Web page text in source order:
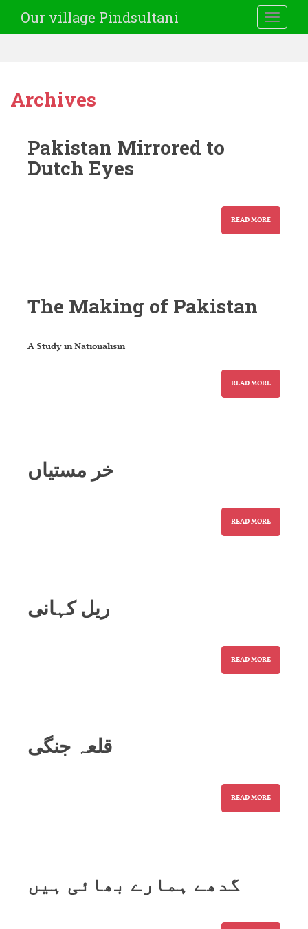
Our village Pindsultani
Archives
Pakistan Mirrored to
Dutch Eyes
READ MORE
The Making of Pakistan
A Study in Nationalism
READ MORE
خر مستیاں
READ MORE
ریل کہانی
READ MORE
قلعہ جنگی
READ MORE
گدھے ہمارے بھائی ہیں